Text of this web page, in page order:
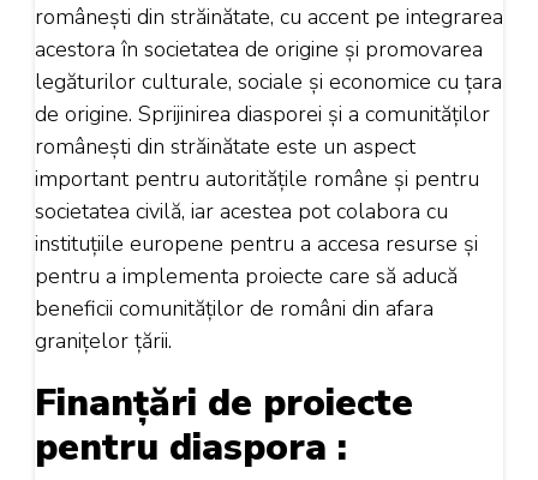
românești din străinătate, cu accent pe integrarea
acestora în societatea de origine și promovarea
legăturilor culturale, sociale și economice cu țara
de origine. Sprijinirea diasporei și a comunităților
românești din străinătate este un aspect
important pentru autoritățile române și pentru
societatea civilă, iar acestea pot colabora cu
instituțiile europene pentru a accesa resurse și
pentru a implementa proiecte care să aducă
beneficii comunităților de români din afara
granițelor țării.
Finanțări de proiecte
pentru diaspora :